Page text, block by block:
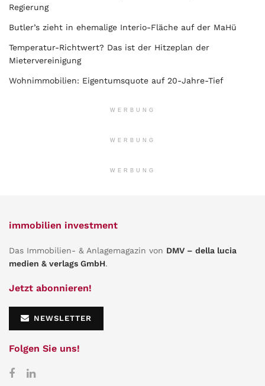
Regierung
Butler’s zieht in ehemalige Interio-Fläche auf der MaHü
Temperatur-Richtwert? Das ist der Hitzeplan der
Mietervereinigung
Wohnimmobilien: Eigentumsquote auf 20-Jahre-Tief
WERBUNG
WERBUNG
WERBUNG
immobilien investment
Das Immobilien- & Anlagemagazin von DMV – della lucia
medien & verlags GmbH.
Jetzt abonnieren!
NEWSLETTER
Folgen Sie uns!